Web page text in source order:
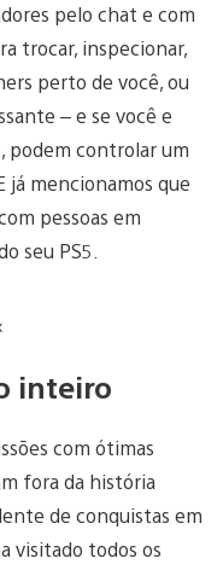
pelo chat e com
trocar, inspecionar,
perto de você, ou
– e se você e
podem controlar um
já mencionamos que
pessoas em
seu PS5.
inteiro
com ótimas
fora da história
de conquistas em
visitado todos os